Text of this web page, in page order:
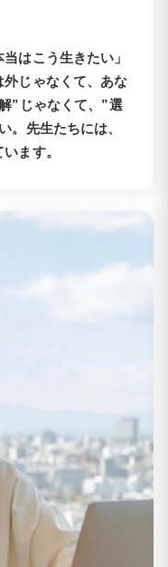
はこう生きたい」
じゃなくて、あな
”じゃなくて、”選
。先生たちには、
ます。